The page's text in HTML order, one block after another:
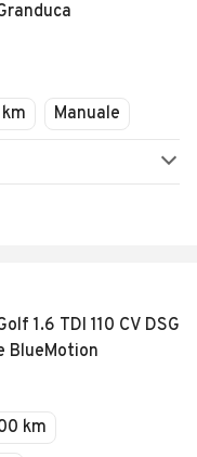
Manuale
1.6 TDI 110 CV DSG
BlueMotion
km